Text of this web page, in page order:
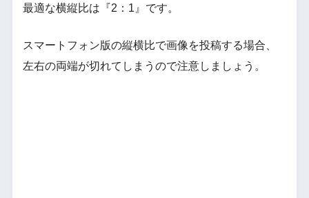
最適な横縦比は『2：1』です。
スマートフォン版の縦横比で画像を投稿する場合、
左右の両端が切れてしまうので注意しましょう。